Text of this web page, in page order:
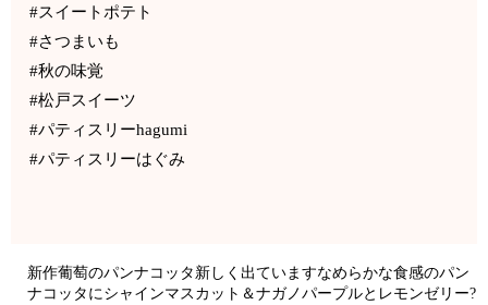
#スイートポテト
#さつまいも
#秋の味覚
#松戸スイーツ
#パティスリーhagumi
#パティスリーはぐみ
新作葡萄のパンナコッタ新しく出ていますなめらかな食感のパン
ナコッタにシャインマスカット＆ナガノパープルとレモンゼリー?